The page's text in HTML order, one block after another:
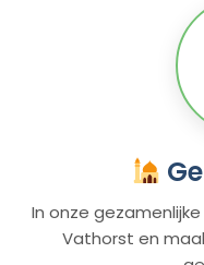
In onze
Vathorst en